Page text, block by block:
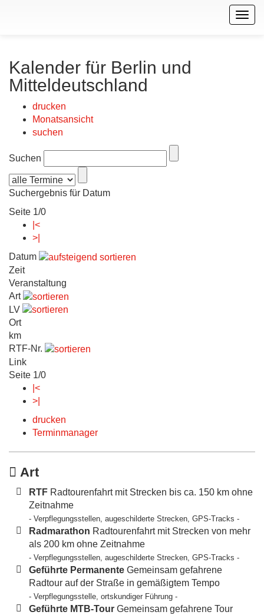
Kalender für Berlin und
Mitteldeutschland
drucken
Monatsansicht
suchen
Suchen
Suchergebnis für Datum
Seite 1/0
|<
>|
Datum
Zeit
Veranstaltung
Art
LV
Ort
km
RTF-Nr.
Link
Seite 1/0
|<
>|
drucken
Terminmanager
Art
RTF Radtourenfahrt mit Strecken bis ca. 150 km ohne
Zeitnahme
- Verpflegungsstellen, augeschilderte Strecken, GPS-Tracks -
Radmarathon Radtourenfahrt mit Strecken von mehr
als 200 km ohne Zeitnahme
- Verpflegungsstellen, augeschilderte Strecken, GPS-Tracks -
Geführte Permanente Gemeinsam gefahrene
Radtour auf der Straße in gemäßigtem Tempo
- Verpflegungsstelle, ortskundiger Führung -
Geführte MTB-Tour Gemeinsam gefahrene Tour